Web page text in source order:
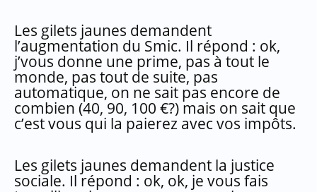
Les gilets jaunes demandent
l’augmentation du Smic. Il répond : ok,
j’vous donne une prime, pas à tout le
monde, pas tout de suite, pas
automatique, on ne sait pas encore de
combien (40, 90, 100 €?) mais on sait que
c’est vous qui la paierez avec vos impôts.
Les gilets jaunes demandent la justice
sociale. Il répond : ok, ok, je vous fais